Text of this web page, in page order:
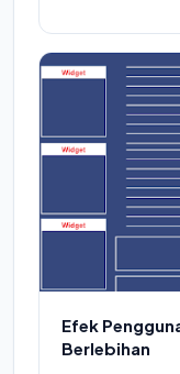
Efek
Berlebihan